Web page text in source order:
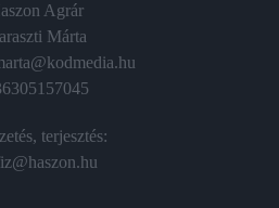
Agrár
Márta
terjesztés: